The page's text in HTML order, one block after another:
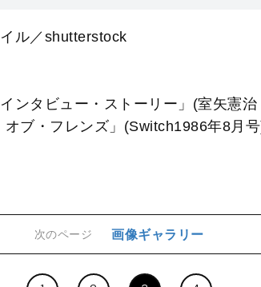
ル／shutterstock
インタビュー・ストーリー」(室矢憲
オブ・フレンズ」(Switch1986年8月
次のページ 画像ギャラリー